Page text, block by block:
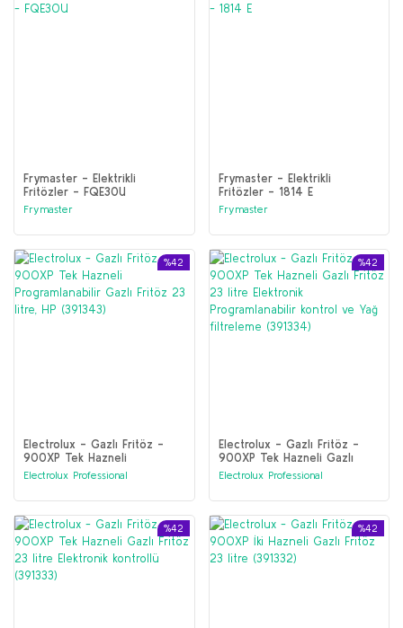
Frymaster - Elektrikli
Fritözler - FQE30U
Frymaster
Frymaster - Elektrikli
Fritözler - 1814 E
Frymaster
%42
Electrolux - Gazlı Fritöz -
900XP Tek Hazneli
Programlanabilir Gazlı Fritöz
Electrolux Professional
%42
Electrolux - Gazlı Fritöz -
900XP Tek Hazneli Gazlı
Fritöz 23 litre Elektronik
Yağ filtreleme (391334)
Electrolux Professional
%42 %42